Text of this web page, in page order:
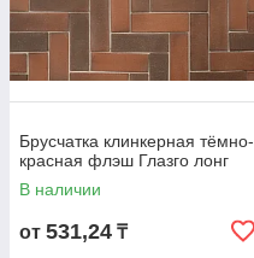
Брусчатка клинкерная тёмно-
красная флэш Глазго лонг
В наличии
от 531,24 ₸